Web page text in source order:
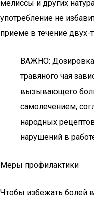
мелиссы и других
употребление не
приеме в течение
ВАЖНО:
травяного чая
вызывающего
самолечением,
народных
нарушений в
Меры профилактики
Чтобы избежать болей